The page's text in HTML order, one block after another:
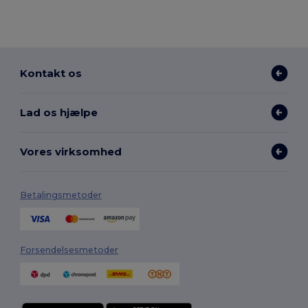
Kontakt os
Lad os hjælpe
Vores virksomhed
Betalingsmetoder
Forsendelsesmetoder